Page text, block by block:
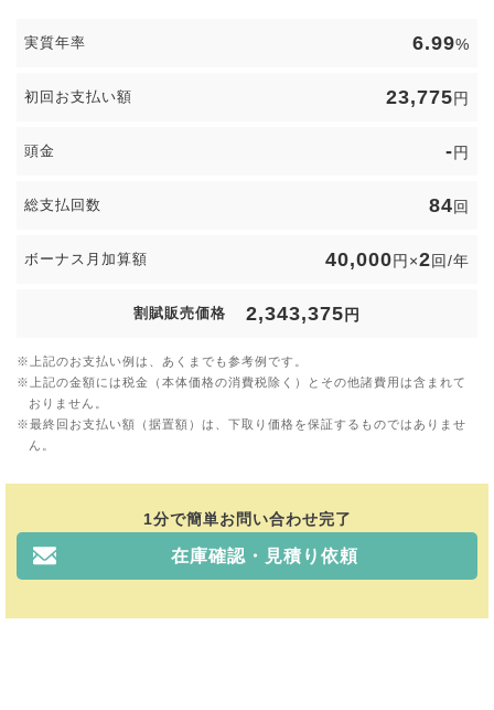
実質年率 6.99%
初回お支払い額 23,775円
頭金 -円
総支払回数 84回
ボーナス月加算額 40,000円×2回/年
割賦販売価格 2,343,375 円
上記のお支払い例は、あくまでも参考例です。
上記の金額には税金（本体価格の消費税除く）とその他諸費用は含まれて
おりません。
最終回お支払い額（据置額）は、下取り価格を保証するものではありませ
ん。
1分で簡単お問い合わせ完了
在庫確認・見積り依頼